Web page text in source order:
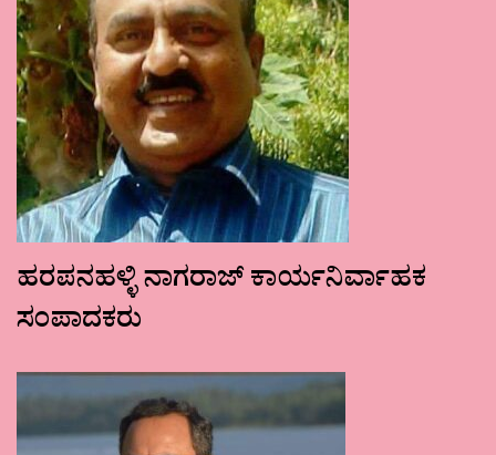
ಹರಪನಹಳ್ಳಿ ನಾಗರಾಜ್ ಕಾರ್ಯನಿರ್ವಾಹಕ
ಸಂಪಾದಕರು